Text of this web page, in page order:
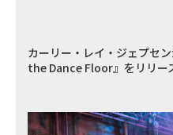
カーリー・レイ・ジェプセ
the Dance Floor』をリリー